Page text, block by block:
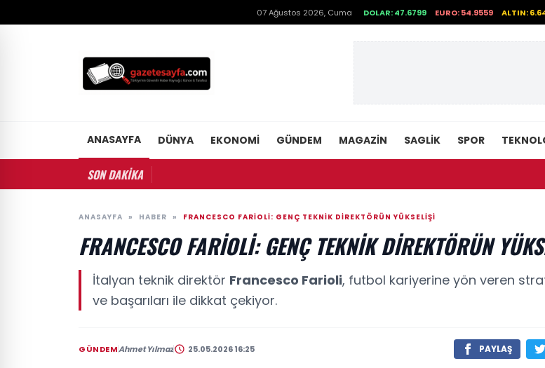
07 Ağustos 2026, Cuma DOLAR: 47.6799 EURO: 54.9559 ALTIN:
ANASAYFA DÜNYA EKONOMI GÜNDEM MAGAZIN SAGLIK SPOR
SON DAKİKA
ANASAYFA » HABER » FRANCESCO FARIOLI: GENÇ TEKNIK DIREKTÖRÜN YÜKSELIŞI
FRANCESCO FARIOLI: GENÇ TEKNIK DIREKTÖRÜN
İtalyan teknik direktör Francesco Farioli, futbol kariyerine yön veren
ve başarıları ile dikkat çekiyor.
GÜNDEMAhmet Yılmaz 25.05.2026 16:25 PAYLAŞ